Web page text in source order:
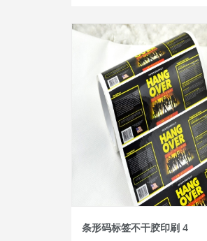
条形码标签不干胶印刷 4